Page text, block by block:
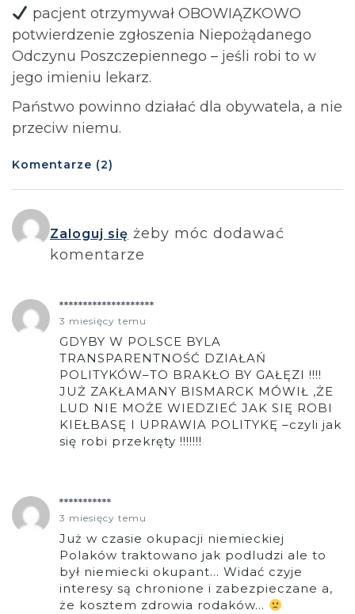
pacjent otrzymywał OBOWIĄZKOWO
potwierdzenie zgłoszenia Niepożądanego
Odczynu Poszczepiennego – jeśli robi to w
jego imieniu lekarz.
Państwo powinno działać dla obywatela, a nie
przeciw niemu.
Komentarze (2)
Zaloguj się żeby móc dodawać
komentarze
********************
3 miesięcy temu
GDYBY W POLSCE BYLA
TRANSPARENTNOŚĆ DZIAŁAŃ
POLITYKÓW–TO BRAKŁO BY GAŁĘZI !!!!
JUŻ ZAKŁAMANY BISMARCK MÓWIŁ ,ŻE
LUD NIE MOŻE WIEDZIEĆ JAK SIĘ ROBI
KIEŁBASĘ I UPRAWIA POLITYKĘ –czyli jak
się robi przekręty !!!!!!!
***********
3 miesięcy temu
Już w czasie okupacji niemieckiej
Polaków traktowano jak podludzi ale to
był niemiecki okupant… Widać czyje
interesy są chronione i zabezpieczane a,
że kosztem zdrowia rodaków…